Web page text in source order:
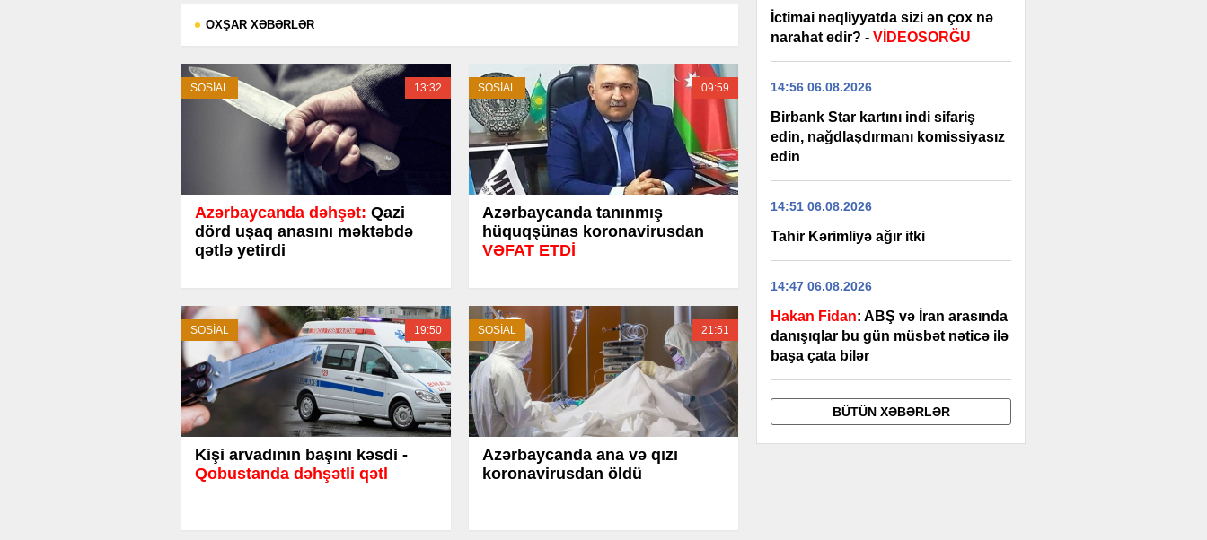
OXŞAR XƏBƏRLƏR
SOSİAL 13:32
Azərbaycanda dəhşət: Qazi
dörd uşaq anasını məktəbdə
qətlə yetirdi
SOSİAL 09:59
Azərbaycanda tanınmış
hüquqşünas koronavirusdan
VƏFAT ETDİ
SOSİAL 19:50
Kişi arvadının başını kəsdi -
Qobustanda dəhşətli qətl
SOSİAL 21:51
Azərbaycanda ana və qızı
koronavirusdan öldü
İctimai nəqliyyatda sizi ən çox nə
narahat edir? - VİDEOSORĞU
14:56 06.08.2026
Birbank Star kartını indi sifariş
edin, nağdlaşdırmanı komissiyasız
edin
14:51 06.08.2026
Tahir Kərimliyə ağır itki
14:47 06.08.2026
Hakan Fidan: ABŞ və İran arasında
danışıqlar bu gün müsbət nəticə ilə
başa çata bilər
BÜTÜN XƏBƏRLƏR